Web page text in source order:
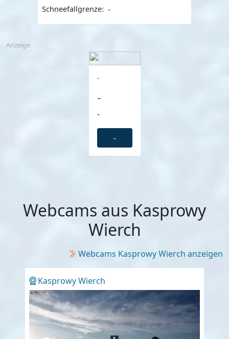
Schneefallgrenze: -
Anzeige
-
-
-
-
Webcams aus Kasprowy
Wierch
Webcams Kasprowy Wierch anzeigen
Kasprowy Wierch